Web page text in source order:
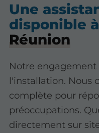
Une
disponible à
Réunion
Notre engagement
l'installation. Nous
complète pour
préoccupations.
directement sur